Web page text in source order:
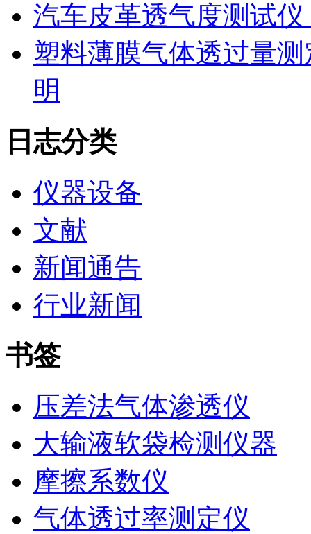
汽车皮革透气度测试
塑料薄膜气体透过量
明
日志分类
仪器设备
文献
新闻通告
行业新闻
书签
压差法气体渗透仪
大输液软袋检测仪器
摩擦系数仪
气体透过率测定仪